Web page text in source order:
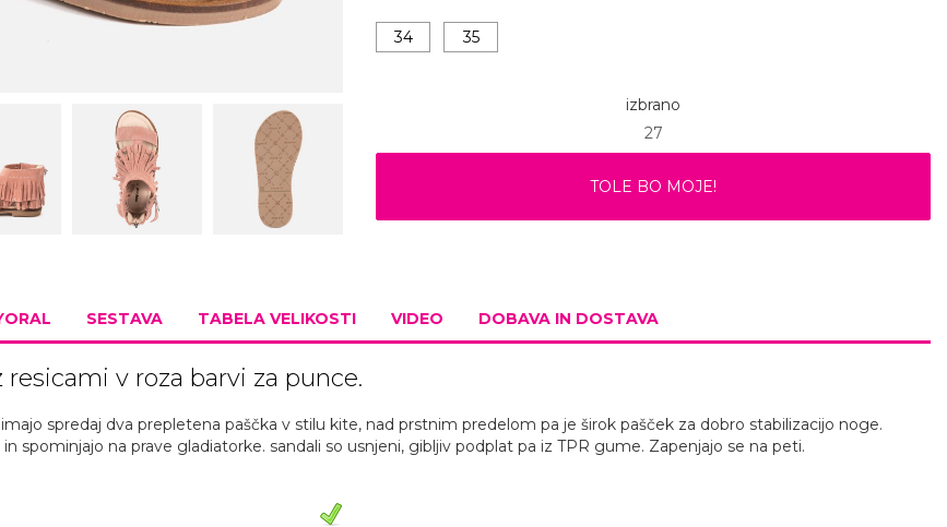
34 35
izbrano
27
TOLE BO MOJE!
SESTAVA TABELA VELIKOSTI VIDEO DOBAVA IN DOSTAVA
resicami v roza barvi za punce.
imajo spredaj dva prepletena paščka v stilu kite, nad prstnim predelom pa je širok pašček za dobro stabilizacijo noge.
spominjajo na prave gladiatorke. sandali so usnjeni, gibljiv podplat pa iz TPR gume. Zapenjajo se na peti.